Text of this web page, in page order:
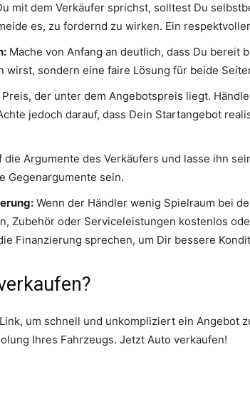
mit dem Verkäufer sprichst, solltest Du
es, zu fordernd zu wirken. Ein
Mache von Anfang an deutlich, dass Du bereit
wirst, sondern eine faire Lösung für beide
der unter dem Angebotspreis liegt.
jedoch darauf, dass Dein Startangebot
die Argumente des Verkäufers und lasse ihn
Gegenargumente sein.
Wenn der Händler wenig Spielraum bei
Zubehör oder Serviceleistungen kostenlos
Finanzierung sprechen, um Dir bessere
um schnell und unkompliziert ein Angebot
Ihres Fahrzeugs. Jetzt Auto verkaufen!